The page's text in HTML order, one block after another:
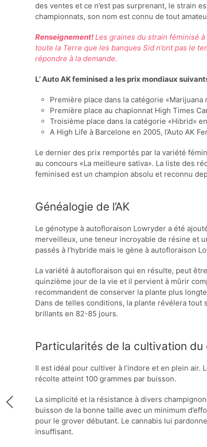
des ventes et ce n’est pas surprenant, le strain
championnats, son nom est connu de tout
Renseignement!Les graines du strain féminisé
toute la Terre que les banques Sid n’ont pas le
répondre à la demande.
L’ Auto AK feminised a les prix mondiaux
Première place dans la catégorie
Première place au chapionnat High Times
Troisième place dans la catégorie «Hibrid»
A High Life à Barcelone en 2005, l’Auto AK
Le dernier des prix remportés par la variété
au concours «La meilleure sativa». La liste des
feminised est un champion absolu et reconnu
Généalogie de l’AK
Le génotype à autofloraison Lowryder a été
merveilleux, une teneur incroyable de résine et
passés à l’hybride mais le gène à autofloraison
La variété à autofloraison qui en résulte, peut
quinzième jour de la vie et il pervient à mûrir
recommandent de conserver la plante plus
Dans de telles conditions, la plante révélera
brillants en 82-85 jours.
Particularités de la cultivation du
Il est idéal pour cultiver à l’indore et en plein air.
récolte atteint 100 grammes par buisson.
La simplicité et la résistance à divers
buisson de la bonne taille avec un minimum
pour le grover débutant. Le cannabis lui
insuffisant.